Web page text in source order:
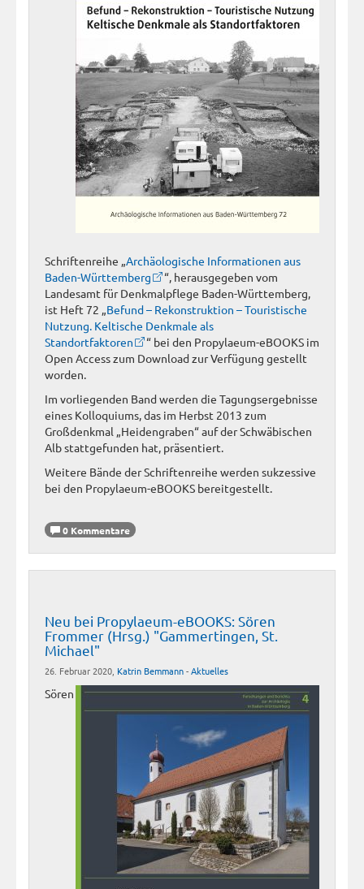
Schriftenreihe „ Archäologische Informationen aus
Baden-Württemberg
“, herausgegeben vom
Landesamt für Denkmalpflege Baden-Württemberg,
ist Heft 72 „ Befund – Rekonstruktion – Touristische
Nutzung. Keltische Denkmale als
Standortfaktoren
“ bei den Propylaeum-eBOOKS im
Open Access zum Download zur Verfügung gestellt
worden.
Im vorliegenden Band werden die Tagungsergebnisse
eines Kolloquiums, das im Herbst 2013 zum
Großdenkmal „Heidengraben“ auf der Schwäbischen
Alb stattgefunden hat, präsentiert.
Weitere Bände der Schriftenreihe werden sukzessive
bei den Propylaeum-eBOOKS bereitgestellt.
0 Kommentare
Neu bei Propylaeum-eBOOKS: Sören
Frommer (Hrsg.) "Gammertingen, St.
Michael"
26. Februar 2020, Katrin Bemmann-Aktuelles
Sören